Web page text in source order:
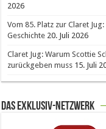
2026
Vom 85. Platz zur Claret
Geschichte 20. Juli 2026
Claret Jug: Warum Scottie
zurückgeben muss 15. Juli
Das Exklusiv-Netzwerk